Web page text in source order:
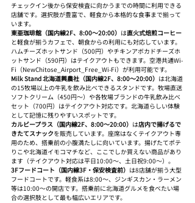
チェックイン後から保安検査に向かうまでの時間に利用できる
店舗です。選択肢が豊富で、軽食から本格的な食事まで揃って
います。
東亜珈琲館（国内線2F、8:00〜20:00） は直火式焙煎コーヒー
と軽食が揃うカフェで、朝食からの利用にも対応しています。
ハムチーズホットサンド（500円）やチキンアボカドチーズホ
ットサンド（590円）はテイクアウトもできます。空港共通Wi-
Fi（NewChitose_Airport_Free_Wi-Fi）が利用可能です。
Milk Stand 北海道興農社（国内線2F、8:00〜20:00） は北海道
の15牧場以上の牛乳を飲み比べできるスタンドです。牧場直送
ソフトクリーム（450円〜）や各牧場ブランドの牛乳飲み比べ
セット（700円）はテイクアウト対応です。北海道らしい体験
として記憶に残りやすいスポットです。
カルビープラス（国内線2F、8:00〜20:00） は店内で揚げるで
きたてスナックを販売しています。座席はなくテイクアウト専
用のため、搭乗前の小腹満たしに向いています。揚げたてポテ
りこや北海道イモコマチなど、ここでしか買えない商品があり
ます（テイクアウト対応は平日10:00〜、土日祝9:00〜）。
3Fフードコート（国内線3F・保安検査前） は8店舗が揃う大型
フードコートです。軽食系は8:00〜、ジンギスカン・ラーメン
等は10:00〜の開店です。搭乗前に北海道グルメを食べたい場
合の選択肢として最も幅広いエリアです。